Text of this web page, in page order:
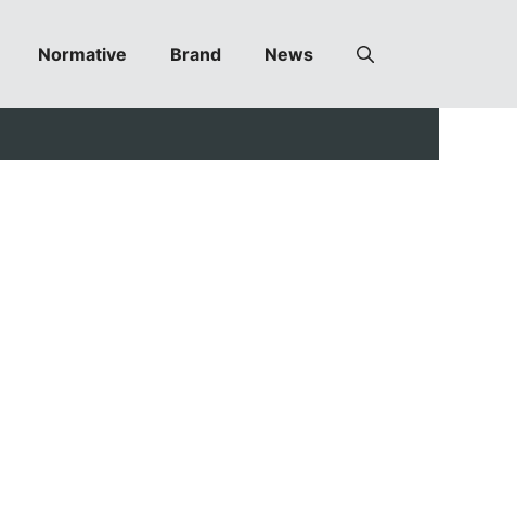
Normative Brand News